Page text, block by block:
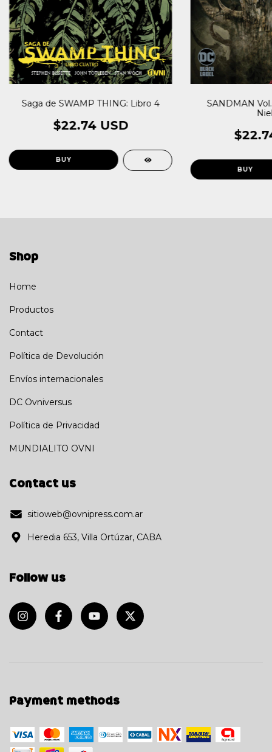
Saga de SWAMP THING: Libro 4
$22.74 USD
SANDMAN
Shop
Home
Productos
Contact
Política de Devolución
Envíos internacionales
DC Ovniversus
Política de Privacidad
MUNDIALITO OVNI
Contact us
sitioweb@ovnipress.com.ar
Heredia 653, Villa Ortúzar, CABA
Follow us
Payment methods